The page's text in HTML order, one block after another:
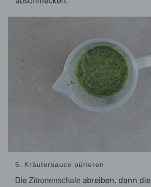
5. Kräutersauce pürieren
Die Zitronenschale abreiben, dann die